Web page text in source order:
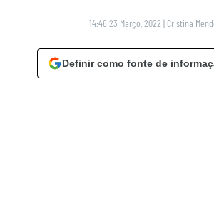
14:46 23 Março, 2022 | Cristina
Definir como fonte de